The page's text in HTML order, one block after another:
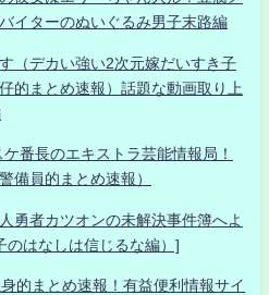
イターのぬいぐるみ男子末路編
（デカい強い2次元嫁だいすき子
的まとめ速報）話題な動画取り上
番長のエキストラ芸能情報局！
備員的まとめ速報）
勇者カツオンの未解決事件簿へよ
のはなしは信じるな編）]
まとめ速報！有益便利情報サイ